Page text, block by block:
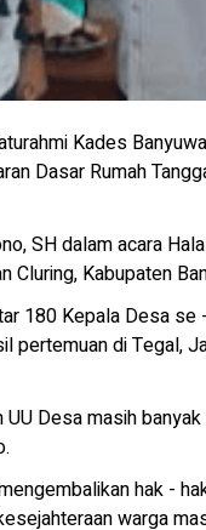
Kades
Dasar Rumah
SH dalam acara
Cluring, Kabupaten
180 Kepala Desa
pertemuan di Tegal,
Desa masih
hak -
warga